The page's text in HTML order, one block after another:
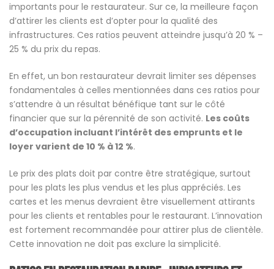
importants pour le restaurateur. Sur ce, la meilleure façon
d’attirer les clients est d’opter pour la qualité des
infrastructures. Ces ratios peuvent atteindre jusqu’à 20 % –
25 % du prix du repas.
En effet, un bon restaurateur devrait limiter ses dépenses
fondamentales à celles mentionnées dans ces ratios pour
s’attendre à un résultat bénéfique tant sur le côté
financier que sur la pérennité de son activité. Les coûts
d’occupation incluant l’intérêt des emprunts et le
loyer varient de 10 % à 12 %.
Le prix des plats doit par contre être stratégique, surtout
pour les plats les plus vendus et les plus appréciés. Les
cartes et les menus devraient être visuellement attirants
pour les clients et rentables pour le restaurant. L’innovation
est fortement recommandée pour attirer plus de clientèle.
Cette innovation ne doit pas exclure la simplicité.